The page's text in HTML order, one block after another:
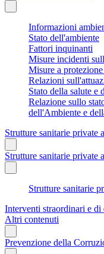
Informazioni
Stato dell'ambiente
Fattori inquinanti
Misure incidenti
Misure a
Relazioni
Stato della salute e
Relazione sullo
dell'Ambiente e
Strutture sanitarie private
Strutture sanitarie private
Strutture sanitarie
Interventi straordinari e di
Altri contenuti
Prevenzione della